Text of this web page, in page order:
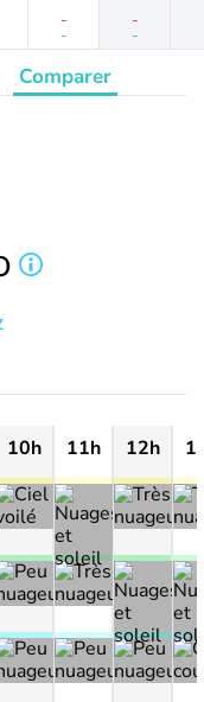
-
-
-
-
Comparer
10h 11h 12h